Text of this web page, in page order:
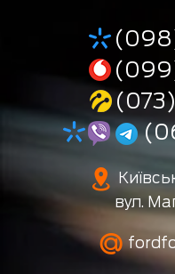
вул.